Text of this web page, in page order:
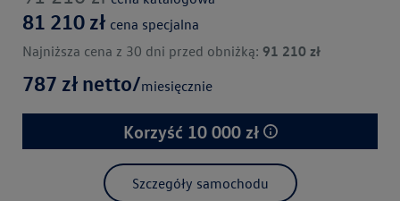
81 210 zł cena specjalna
Najniższa cena z 30 dni przed obniżką: 91 210 zł
787 zł netto/miesięcznie
Korzyść 10 000zł
Szczegóły samochodu